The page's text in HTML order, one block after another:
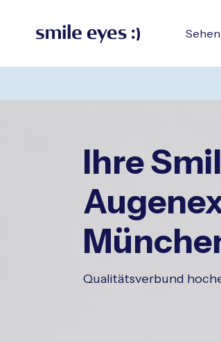
Header springen
springen
Fußzeile springenspringen
Ihre
Qualitätsverbund